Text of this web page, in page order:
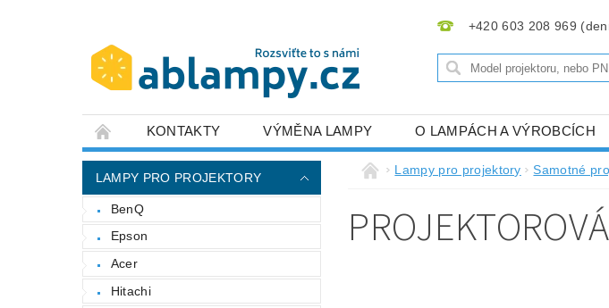
+420 603 208 969
KONTAKTY VÝMĚNA LAMPY O LAMPÁCH A VÝROBCÍCH
LAMPY PRO PROJEKTORY
BenQ
Epson
Acer
Hitachi
Lampy pro projektory Samotné